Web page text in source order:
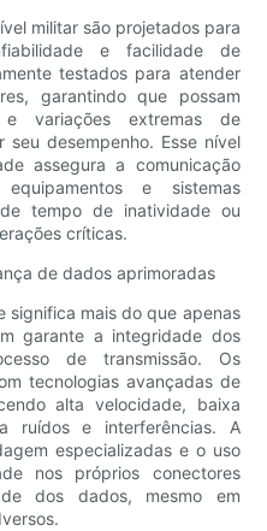
militar são projetados para
e facilidade de
testados para atender
garantindo que possam
variações extremas de
desempenho. Esse nível
assegura a comunicação
e sistemas
tempo de inatividade ou
críticas.
de dados aprimoradas
significa mais do que apenas
garante a integridade dos
de transmissão. Os
tecnologias avançadas de
alta velocidade, baixa
ruídos e interferências. A
especializadas e o uso
nos próprios conectores
dos dados, mesmo em